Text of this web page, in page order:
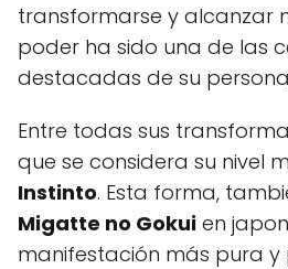
transformarse y alcanzar
poder ha sido una de las
destacadas de su
Entre todas sus
que se considera su nivel
Instinto. Esta forma,
Migatte no Gokui en
manifestación más pura